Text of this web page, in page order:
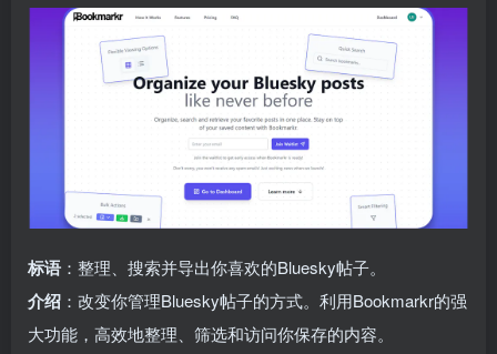
标语 ：整理、搜索并导出你喜欢的Bluesky帖子。
介绍 ：改变你管理Bluesky帖子的方式。利用Bookmarkr的强
大功能，高效地整理、筛选和访问你保存的内容。